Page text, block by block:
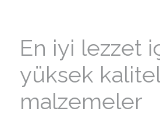
En iyi lezzet
yüksek
malzemeler